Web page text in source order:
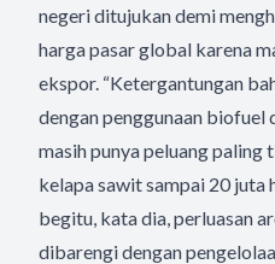
negeri ditujukan demi
harga pasar global karena
ekspor. “Ketergantungan
dengan penggunaan biofuel
masih punya peluang paling
kelapa sawit sampai 20 juta
begitu, kata dia, perluasan
dibarengi dengan